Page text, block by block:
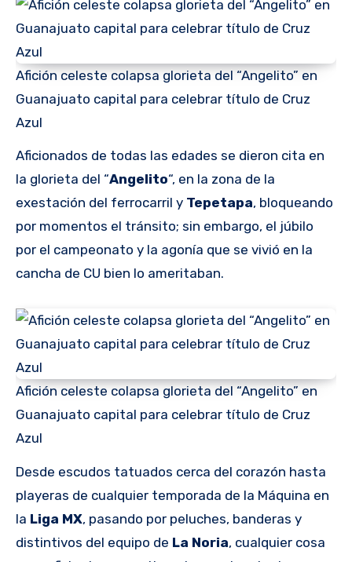
Afición celeste colapsa glorieta del “Angelito” en
Guanajuato capital para celebrar título de Cruz
Azul
Aficionados de todas las edades se dieron cita en
la glorieta del “Angelito“, en la zona de la
exestación del ferrocarril y Tepetapa, bloqueando
por momentos el tránsito; sin embargo, el júbilo
por el campeonato y la agonía que se vivió en la
cancha de CU bien lo ameritaban.
Afición celeste colapsa glorieta del “Angelito” en
Guanajuato capital para celebrar título de Cruz
Azul
Desde escudos tatuados cerca del corazón hasta
playeras de cualquier temporada de la Máquina en
la Liga MX, pasando por peluches, banderas y
distintivos del equipo de La Noria, cualquier cosa